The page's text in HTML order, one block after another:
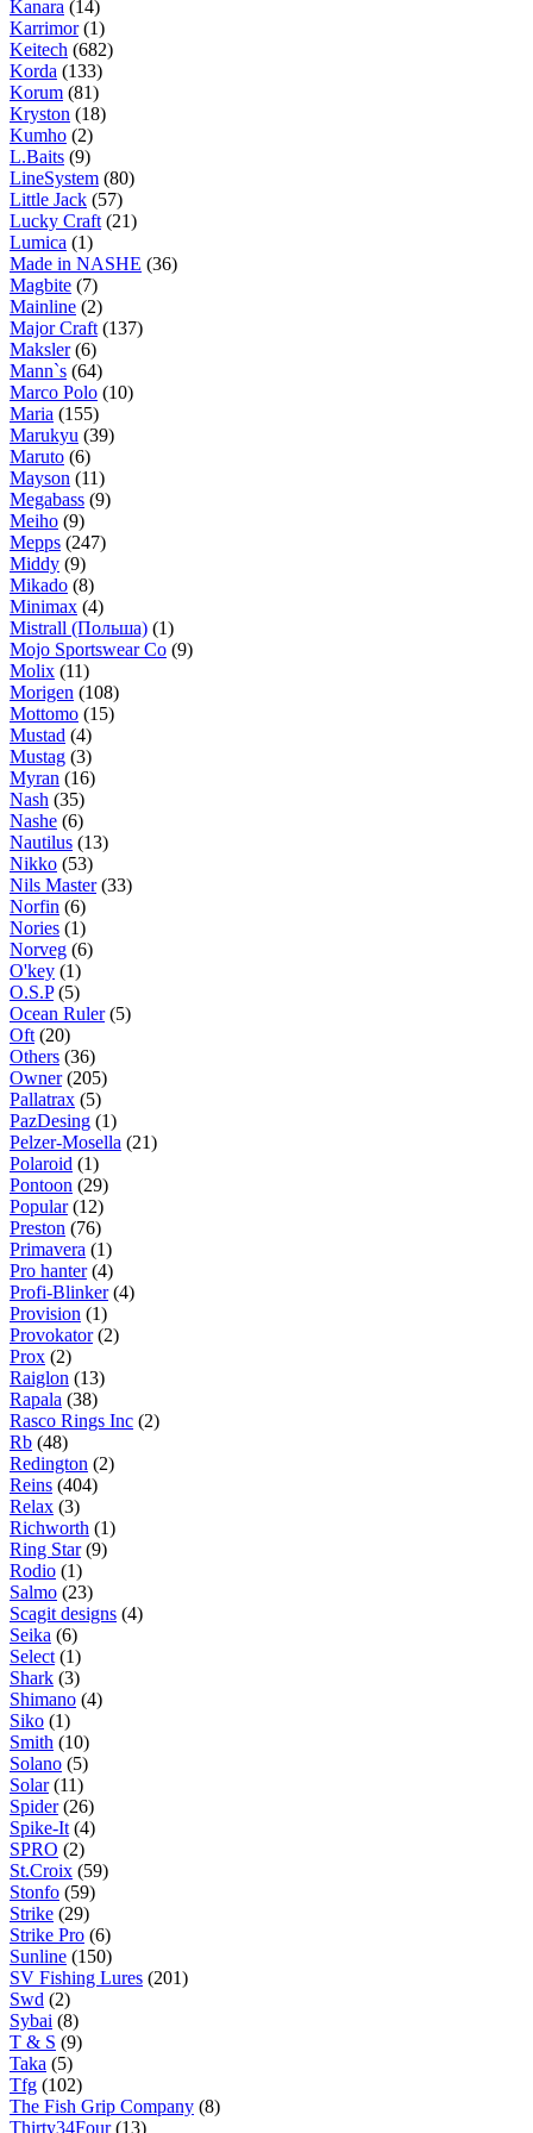
Kanara (14)
Karrimor(1)
Keitech (682)
Korda (133)
Korum (81)
Kryston (18)
Kumho (2)
L.Baits (9)
LineSystem (80)
Little Jack (57)
Lucky Craft (21)
Lumica (1)
Made in NASHE (36)
Magbite (7)
Mainline (2)
Major Craft (137)
Maksler(6)
Mann`s (64)
Marco Polo (10)
Maria (155)
Marukyu (39)
Maruto (6)
Mayson (11)
Megabass (9)
Meiho (9)
Mepps (247)
Middy (9)
Mikado (8)
Minimax (4)
Mistrall (Польша) (1)
Mojo Sportswear Co (9)
Molix (11)
Morigen (108)
Mottomo (15)
Mustad (4)
Mustag (3)
Myran (16)
Nash (35)
Nashe (6)
Nautilus (13)
Nikko (53)
Nils Master(33)
Norfin (6)
Nories (1)
Norveg (6)
O'key (1)
O.S.P(5)
Ocean Ruler(5)
Oft (20)
Others (36)
Owner(205)
Pallatrax (5)
PazDesing (1)
Pelzer-Mosella (21)
Polaroid (1)
Pontoon (29)
Popular(12)
Preston (76)
Primavera (1)
Pro hanter(4)
Profi-Blinker(4)
Provision (1)
Provokator(2)
Prox (2)
Raiglon (13)
Rapala (38)
Rasco Rings Inc (2)
Rb (48)
Redington (2)
Reins (404)
Relax (3)
Richworth (1)
Ring Star(9)
Rodio (1)
Salmo (23)
Scagit designs (4)
Seika (6)
Select (1)
Shark (3)
Shimano (4)
Siko (1)
Smith (10)
Solano (5)
Solar(11)
Spider(26)
Spike-It (4)
SPRO (2)
St.Croix (59)
Stonfo (59)
Strike (29)
Strike Pro (6)
Sunline (150)
SV Fishing Lures (201)
Swd (2)
Sybai (8)
T & S (9)
Taka (5)
Tfg (102)
The Fish Grip Company (8)
Thirty34Four(13)